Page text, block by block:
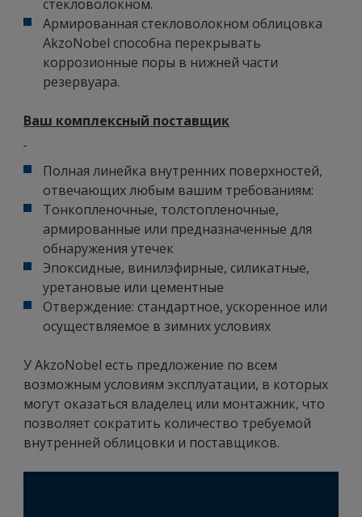
стекловолокном.
Армированная стекловолокном облицовка
AkzoNobel способна перекрывать
коррозионные поры в нижней части
резервуара.
Ваш комплексный поставщик
Полная линейка внутренних поверхностей,
отвечающих любым вашим требованиям:
Тонкопленочные, толстопленочные,
армированные или предназначенные для
обнаружения утечек
Эпоксидные, винилэфирные, силикатные,
уретановые или цементные
Отверждение: стандартное, ускоренное или
осуществляемое в зимних условиях
У AkzoNobel есть предложение по всем
возможным условиям эксплуатации, в которых
могут оказаться владелец или монтажник, что
позволяет сократить количество требуемой
внутренней облицовки и поставщиков.